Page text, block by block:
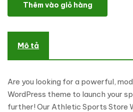
Thêm vào giỏ hàng
Mô tả
Are you looking for a powerful,
WordPress theme to launch your
further! Our Athletic Sports Store